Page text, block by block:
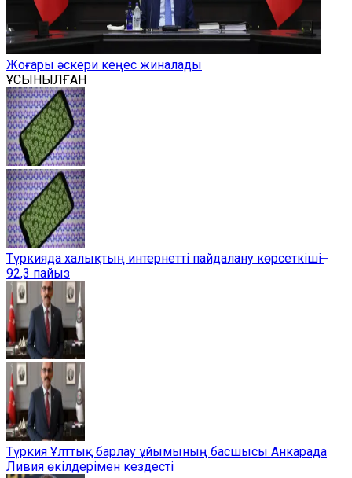
Жоғары әскери кеңес жиналады
ҰСЫНЫЛҒАН
Түркияда халықтың интернетті пайдалану көрсеткіші ̶
92,3 пайыз
Түркия Ұлттық барлау ұйымының басшысы Анкарада
Ливия өкілдерімен кездесті